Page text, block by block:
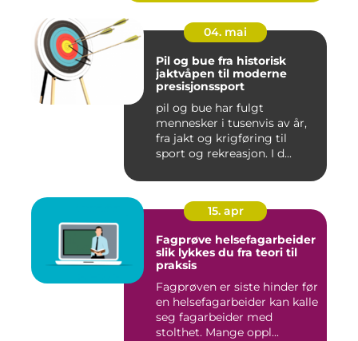
04. mai
Pil og bue fra historisk
jaktvåpen til moderne
presisjonssport
pil og bue har fulgt
mennesker i tusenvis av år,
fra jakt og krigføring til
sport og rekreasjon. I d...
15. apr
Fagprøve helsefagarbeider
slik lykkes du fra teori til
praksis
Fagprøven er siste hinder før
en helsefagarbeider kan kalle
seg fagarbeider med
stolthet. Mange oppl...